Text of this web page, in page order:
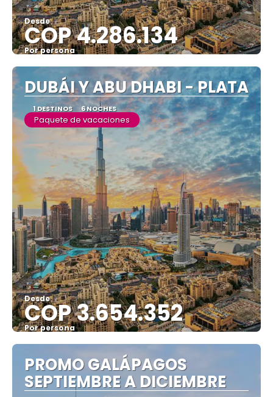
Desde
COP 4.286.134
Por persona
Ver
DUBÁI Y ABU DHABI - PLATA
1 DESTINOS 6 NOCHES
Paquete de vacaciones
Desde
COP 3.654.352
Por persona
Ver
PROMO GALÁPAGOS
SEPTIEMBRE A DICIEMBRE